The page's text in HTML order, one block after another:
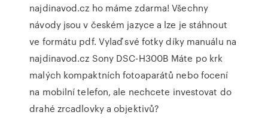
najdinavod.cz ho máme zdarma! Všechny
návody jsou v českém jazyce a lze je stáhnout
ve formátu pdf. Vylaď své fotky díky manuálu na
najdinavod.cz Sony DSC-H300B Máte po krk
malých kompaktních fotoaparátů nebo focení
na mobilní telefon, ale nechcete investovat do
drahé zrcadlovky a objektivů?